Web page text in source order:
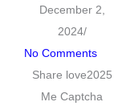
December 2,
2024/
No Comments
Share love2025
Me Captcha